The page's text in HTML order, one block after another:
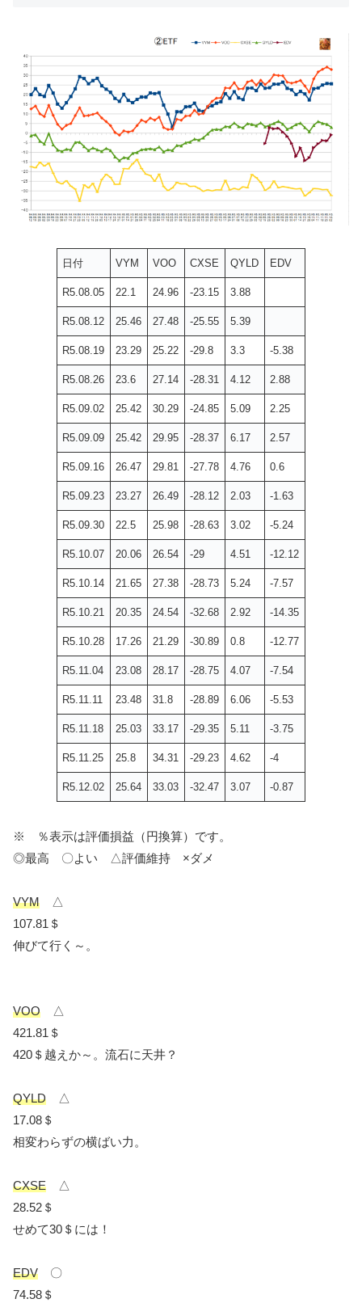
日付 VYM VOO CXSE QYLD EDV
R5.08.05 22.1 24.96 -23.15 3.88
R5.08.12 25.46 27.48 -25.55 5.39
R5.08.19 23.29 25.22 -29.8 3.3 -5.38
R5.08.26 23.6 27.14 -28.31 4.12 2.88
R5.09.02 25.42 30.29 -24.85 5.09 2.25
R5.09.09 25.42 29.95 -28.37 6.17 2.57
R5.09.16 26.47 29.81 -27.78 4.76 0.6
R5.09.23 23.27 26.49 -28.12 2.03 -1.63
R5.09.30 22.5 25.98 -28.63 3.02 -5.24
R5.10.07 20.06 26.54 -29 4.51 -12.12
R5.10.14 21.65 27.38 -28.73 5.24 -7.57
R5.10.21 20.35 24.54 -32.68 2.92 -14.35
R5.10.28 17.26 21.29 -30.89 0.8 -12.77
R5.11.04 23.08 28.17 -28.75 4.07 -7.54
R5.11.11 23.48 31.8 -28.89 6.06 -5.53
R5.11.18 25.03 33.17 -29.35 5.11 -3.75
R5.11.25 25.8 34.31 -29.23 4.62 -4
R5.12.02 25.64 33.03 -32.47 3.07 -0.87
※ ％表示は評価損益（円換算）です。
◎最高 〇よい △評価維持 ×ダメ
VYM △
107.81＄
伸びて行く～。
VOO △
421.81＄
420＄越えか～。流石に天井？
QYLD △
17.08＄
相変わらずの横ばい力。
CXSE △
28.52＄
せめて30＄には！
EDV 〇
74.58＄